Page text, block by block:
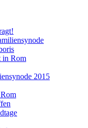
in Rom
2015